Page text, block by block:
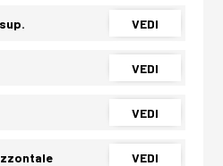
VEDI
VEDI
VEDI
VEDI